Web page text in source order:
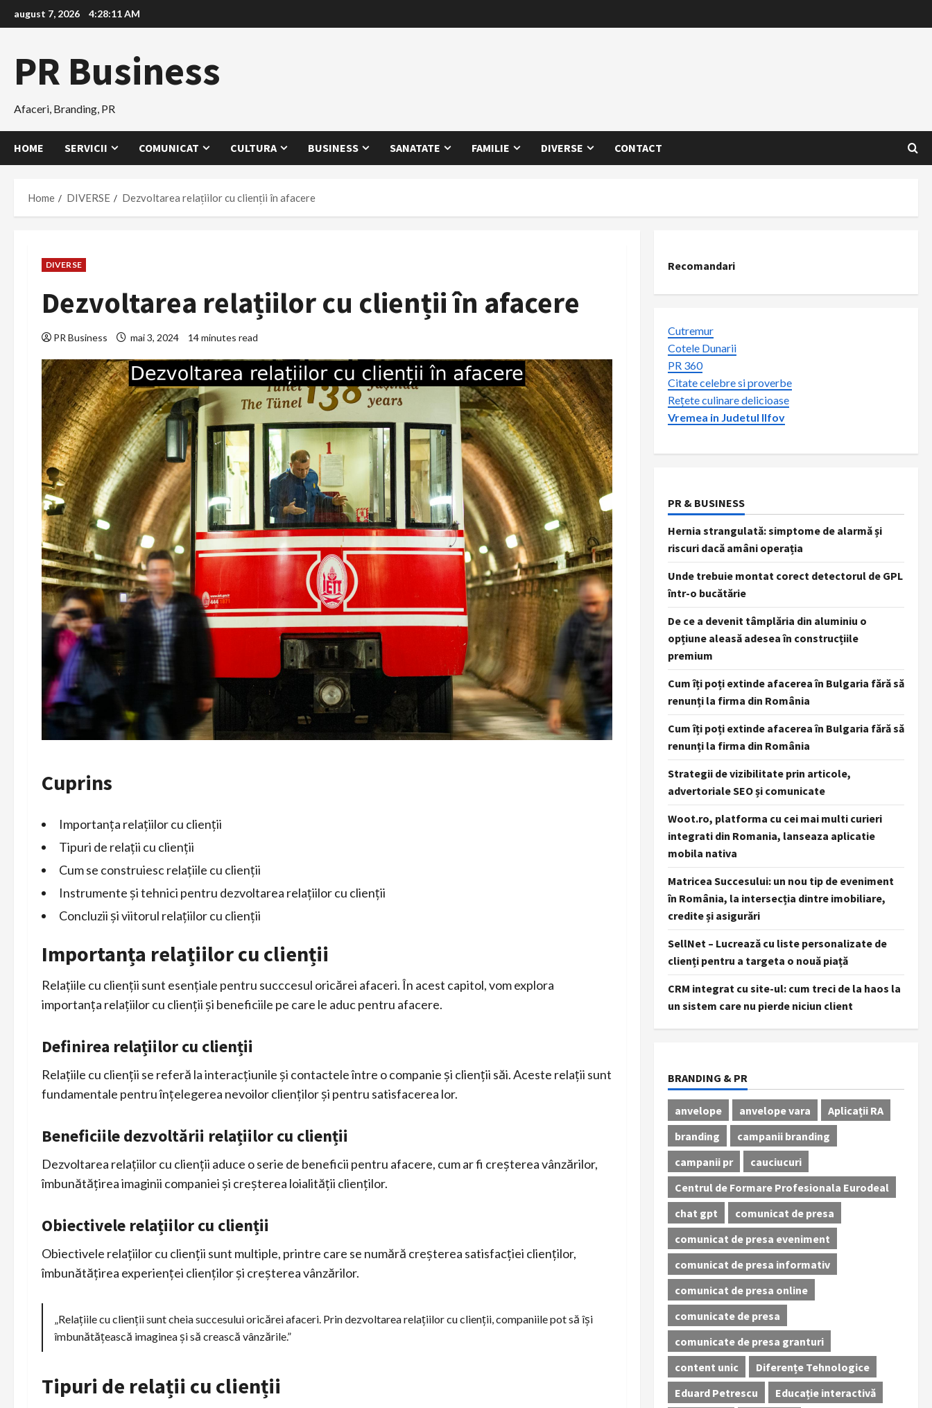
to
august 7, 2026 4:28:12 AM
PR Business
Afaceri, Branding, PR
HOME SERVICII COMUNICAT CULTURA BUSINESS SANATATE FAMILIE DIVERSE CONTACT
Home DIVERSE Dezvoltarea relațiilor cu clienții în afacere
DIVERSE
Dezvoltarea relațiilor cu clienții în afacere
PR Business mai 3, 2024 14 minutes read
Cuprins
Importanța relațiilor cu clienții
Tipuri de relații cu clienții
Cum se construiesc relațiile cu clienții
Instrumente și tehnici pentru dezvoltarea relațiilor cu clienții
Concluzii și viitorul relațiilor cu clienții
Importanța relațiilor cu clienții
Relațiile cu clienții sunt esențiale pentru succcesul oricărei afaceri. În acest capitol, vom explora
importanța relațiilor cu clienții și beneficiile pe care le aduc pentru afacere.
Definirea relațiilor cu clienții
Relațiile cu clienții se referă la interacțiunile și contactele între o companie și clienții săi. Aceste relații sunt
fundamentale pentru înțelegerea nevoilor clienților și pentru satisfacerea lor.
Beneficiile dezvoltării relațiilor cu clienții
Dezvoltarea relațiilor cu clienții aduce o serie de beneficii pentru afacere, cum ar fi creșterea vânzărilor,
îmbunătățirea imaginii companiei și creșterea loialității clienților.
Obiectivele relațiilor cu clienții
Obiectivele relațiilor cu clienții sunt multiple, printre care se numără creșterea satisfacției clienților,
îmbunătățirea experienței clienților și creșterea vânzărilor.
„Relațiile cu clienții sunt cheia succesului oricărei afaceri. Prin dezvoltarea relațiilor cu clienții, companiile pot să își
îmbunătățească imaginea și să crească vânzările.”
Tipuri de relații cu clienții
Recomandari
Cutremur
Cotele Dunarii
PR 360
Citate celebre si proverbe
Rețete culinare delicioase
Vremea in Judetul Ilfov
PR & BUSINESS
Hernia strangulată: simptome de alarmă și
riscuri dacă amâni operația
Unde trebuie montat corect detectorul de GPL
într-o bucătărie
De ce a devenit tâmplăria din aluminiu o
opțiune aleasă adesea în construcțiile
premium
Cum îți poți extinde afacerea în Bulgaria fără să
renunți la firma din România
Cum îți poți extinde afacerea în Bulgaria fără să
renunți la firma din România
Strategii de vizibilitate prin articole,
advertoriale SEO și comunicate
Woot.ro, platforma cu cei mai multi curieri
integrati din Romania, lanseaza aplicatie
mobila nativa
Matricea Succesului: un nou tip de eveniment
în România, la intersecția dintre imobiliare,
credite și asigurări
SellNet – Lucrează cu liste personalizate de
clienți pentru a targeta o nouă piață
CRM integrat cu site-ul: cum treci de la haos la
un sistem care nu pierde niciun client
BRANDING & PR
anvelope anvelope vara
Aplicații RA
branding
campanii branding
campanii pr
cauciucuri
Centrul de Formare Profesionala Eurodeal
chat gpt
comunicat de presa
comunicat de presa eveniment
comunicat de presa informativ
comunicat de presa online
comunicate de presa
comunicate de presa granturi
content unic
Diferențe Tehnologice
Eduard Petrescu
Educație interactivă